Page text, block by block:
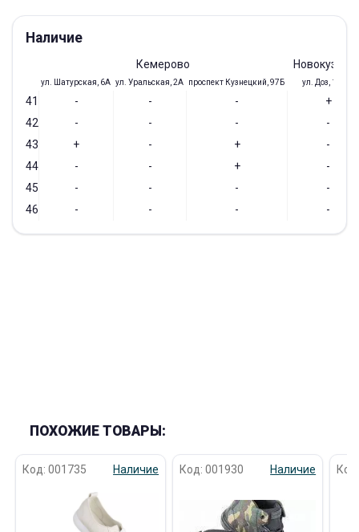
Наличие
Кемерово
ул. Шатурская, 6А ул. Уральская, 2А проспект Кузнецкий, 97Б ул. Доз, 19/28
41 - - -
+
42
- - -
-
43
+ - +
-
44
- - +
-
45
- - -
-
46
- - - -
ПОХОЖИЕ ТОВАРЫ:
Код: 001735 Наличие Код: 001930 Наличие